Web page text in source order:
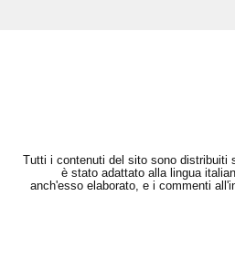
Tutti i contenuti del sito sono distribuiti
è stato adattato alla lingua
anch'esso elaborato, e i commenti